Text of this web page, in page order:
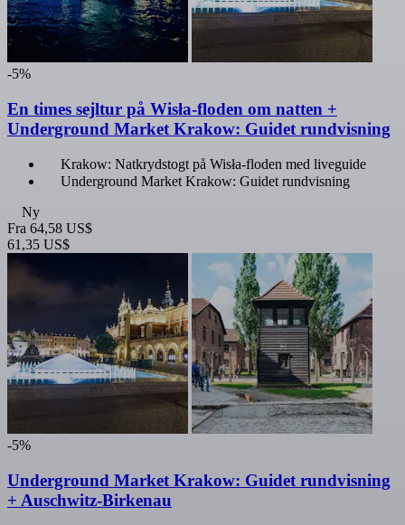
-5%
En times sejltur på Wisła-floden om natten +
Underground Market Krakow: Guidet rundvisning
Krakow: Natkrydstogt på Wisła-floden med liveguide
Underground Market Krakow: Guidet rundvisning
Ny
Fra 64,58 US$
61,35 US$
-5%
Underground Market Krakow: Guidet rundvisning
+ Auschwitz-Birkenau